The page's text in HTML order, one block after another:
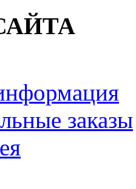
заказы